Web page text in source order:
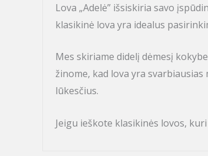
Lova „Adelė” išsiskiria savo
klasikinė lova yra idealus
Mes skiriame didelį dėmesį
žinome, kad lova yra
lūkesčius.
Jeigu ieškote klasikinės lovos,